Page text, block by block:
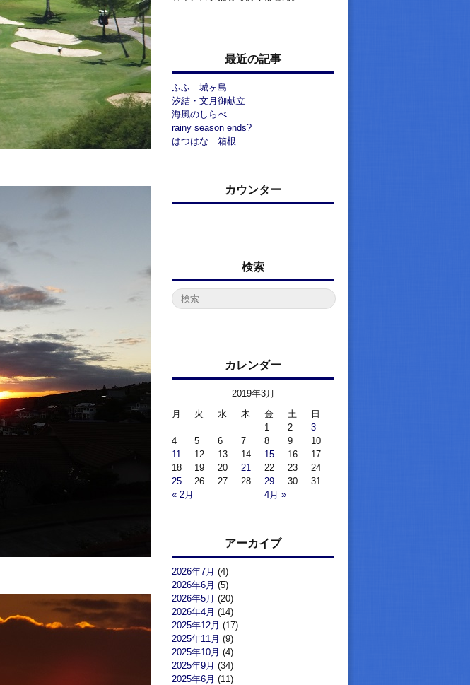
最近の記事
ふふ 城ヶ島
汐結・文月御献立
海風のしらべ
rainy season ends?
はつはな 箱根
カウンター
検索
カレンダー
2019年3月
月
火 水 木 金 土 日
« 2月 4月 »
1 2
3
4
5 6 7 8 9
10
11
12 13 14 15 16
17
18
19 20 21 22 23
24
25
26 27 28 29 30 31
アーカイブ
2026年7月 (4)
2026年6月 (5)
2026年5月 (20)
2026年4月 (14)
2025年12月 (17)
2025年11月 (9)
2025年10月 (4)
2025年9月 (34)
2025年6月 (11)